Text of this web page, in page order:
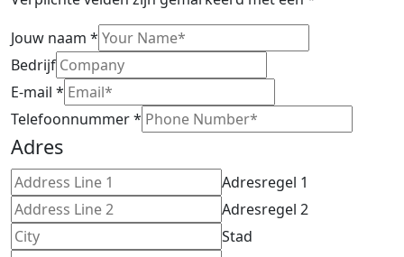
Jouw naam *
Bedrijf
E-mail *
Telefoonnummer*
Adres
Adresregel 1
Adresregel 2
Stad